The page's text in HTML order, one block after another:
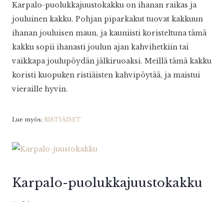
Karpalo-puolukkajuustokakku on ihanan raikas ja
jouluinen kakku. Pohjan piparkakut tuovat kakkuun
ihanan jouluisen maun, ja kauniisti koristeltuna tämä
kakku sopii ihanasti joulun ajan kahvihetkiin tai
vaikkapa joulupöydän jälkiruoaksi. Meillä tämä kakku
koristi kuopuken ristiäisten kahvipöytää, ja maistui
vieraille hyvin.
Lue myös; RISTIÄISET
Karpalo-puolukkajuustokakku